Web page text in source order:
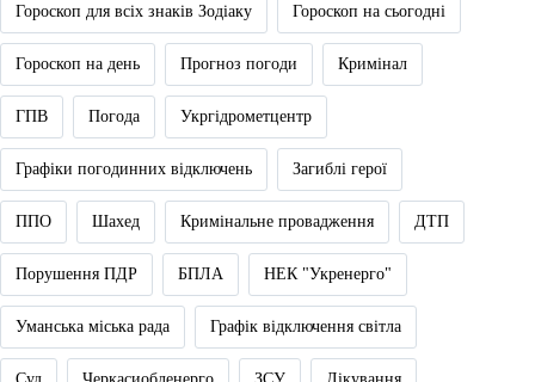
Гороскоп для всіх знаків Зодіаку Гороскоп на сьогодні
Гороскоп на день Прогноз погоди Кримінал
ГПВ Погода Укргідрометцентр
Графіки погодинних відключень Загиблі герої
ППО Шахед Кримінальне провадження ДТП
Порушення ПДР БПЛА НЕК "Укренерго"
Уманська міська рада Графік відключення світла